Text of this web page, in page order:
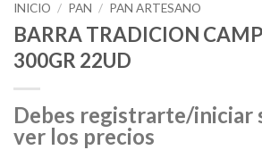
INICIO / PAN / PAN ARTESANO
BARRA TRADICION
300GR 22UD
Debes registrarte/iniciar
ver los precios